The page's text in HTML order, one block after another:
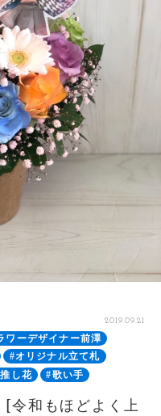
2019.09.21
ワーデザイナー前澤
#オリジナル立て札
し花 #歌い手
和もほどよく上